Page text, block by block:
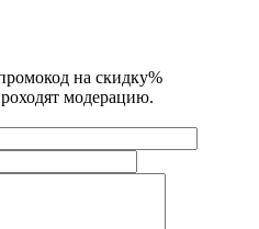
на скидку%
модерацию.